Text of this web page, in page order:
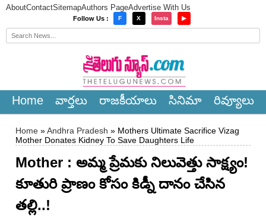
AboutContactSitemapAuthors PageAdvertise With Us
Follow Us : F X Insta ▶
Home వార్త‌లు రాజ‌కీయాలు సినిమా రివ్యూలు
Home »Andhra Pradesh » Mothers Ultimate Sacrifice Vizag
Mother Donates Kidney To Save Daughters Life
Mother : అమ్మ ప్రేమకు నిలువెత్తు సాక్ష్యం!
కూతురి ప్రాణం కోసం కిడ్నీ దానం చేసిన
తల్లి..!